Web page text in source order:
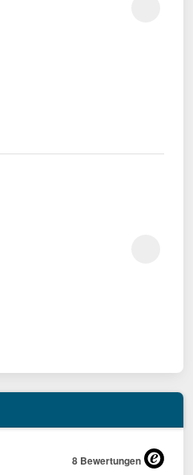
8 Bewertungen